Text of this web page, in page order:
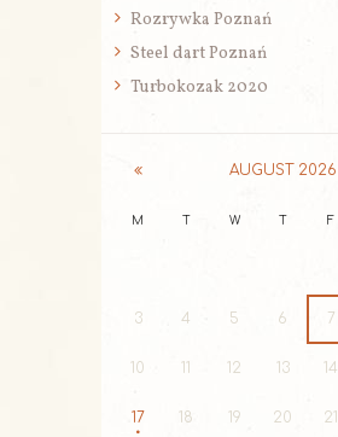
Rozrywka Poznań
Steel dart Poznań
Turbokozak 2020
AUGUST 2026
M T W T F
3 4 5 6 7
10 11 12 13 14
17 18 19 20 21